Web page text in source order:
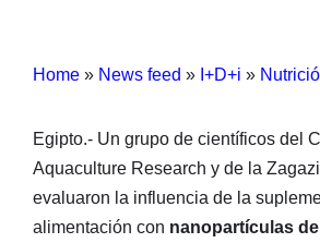
Home » News feed » I+D+i »
Egipto.- Un grupo de científicos del
Aquaculture Research y de la
evaluaron la influencia de la
alimentación con nanopartículas